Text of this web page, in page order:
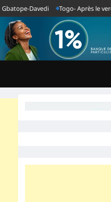
Davedi Togo- Après le verdict de